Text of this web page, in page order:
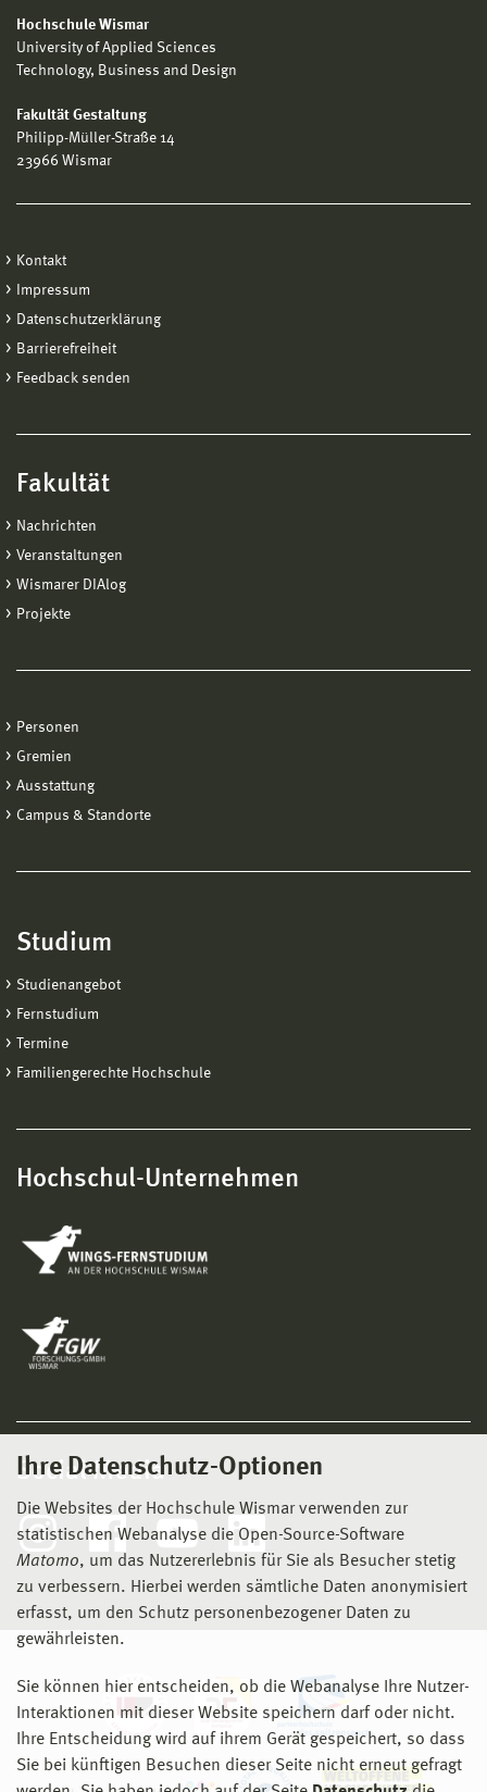
Ihre Datenschutz-Optionen
Die Websites der Hochschule Wismar verwenden zur
statistischen Webanalyse die Open-Source-Software
Matomo, um das Nutzererlebnis für Sie als Besucher stetig
zu verbessern. Hierbei werden sämtliche Daten anonymisiert
erfasst, um den Schutz personenbezogener Daten zu
gewährleisten.
Sie können hier entscheiden, ob die Webanalyse Ihre Nutzer-
Interaktionen mit dieser Website speichern darf oder nicht.
Ihre Entscheidung wird auf ihrem Gerät gespeichert, so dass
Sie bei künftigen Besuchen dieser Seite nicht erneut gefragt
Hochschule Wismar
University of Applied Sciences
Technology, Business and Design
Fakultät Gestaltung
Philipp-Müller-Straße 14
23966 Wismar
Kontakt
Impressum
Datenschutzerklärung
Barrierefreiheit
Feedback senden
Fakultät
Nachrichten
Veranstaltungen
Wismarer DIAlog
Projekte
Personen
Gremien
Ausstattung
Campus & Standorte
Studium
Studienangebot
Fernstudium
Termine
Familiengerechte Hochschule
Hochschul-Unternehmen
Social Media